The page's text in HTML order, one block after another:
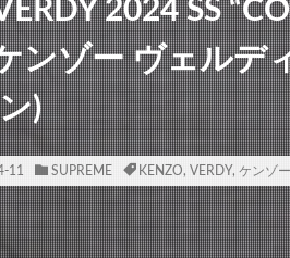
2024 SS
ンゾー ヴェルデ
)
11 SUPREME KENZO, VERDY, ケンゾー